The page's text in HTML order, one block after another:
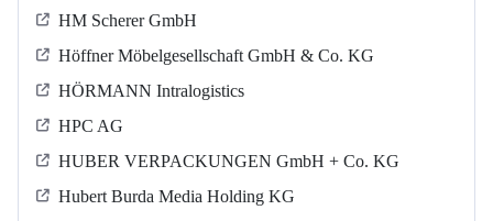
HM Scherer GmbH
Höffner Möbelgesellschaft GmbH & Co. KG
HÖRMANN Intralogistics
HPC AG
HUBER VERPACKUNGEN GmbH + Co. KG
Hubert Burda Media Holding KG